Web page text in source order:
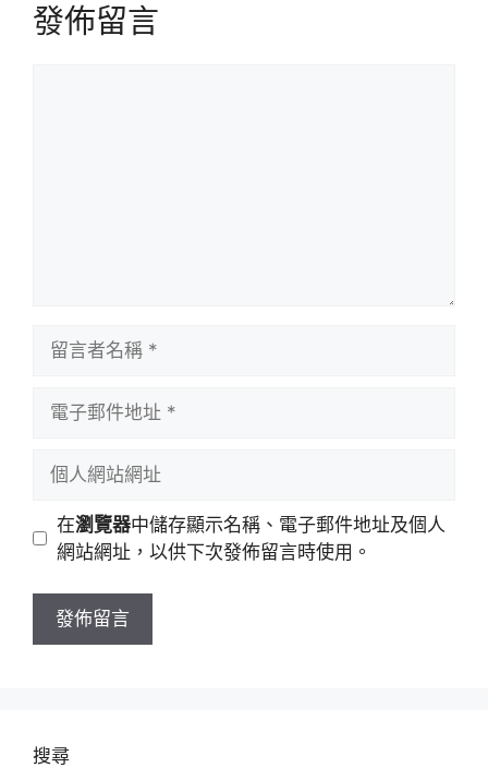
發佈留言
址
站
址
在瀏覽器中儲存顯示名稱、電子郵件地址及個人
網站網址，以供下次發佈留言時使用。
搜尋